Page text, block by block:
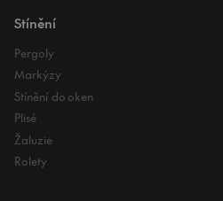
Stínění
Pergoly
Markýzy
Stínění do oken
Plisé
Žaluzie
Rolety